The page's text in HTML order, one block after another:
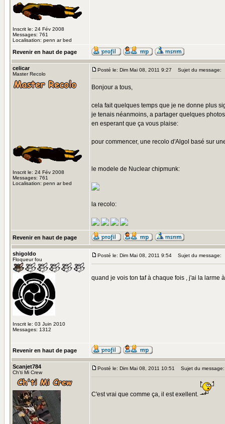
Inscrit le: 24 Fév 2008
Messages: 761
Localisation: penn ar bed
Revenir en haut de page
celicar
Master Recolo
Inscrit le: 24 Fév 2008
Messages: 761
Localisation: penn ar bed
Posté le: Dim Mai 08, 2011 9:27 Sujet du message:
Bonjour a tous,
cela fait quelques temps que je ne donne plus
je tenais néanmoins, a partager quelques
en esperant que ça vous plaise:
pour commencer, une recolo d'Algol basé sur
le modele de Nuclear chipmunk:
la recolo:
Revenir en haut de page
shigoldo
Floqueur fou
Inscrit le: 03 Juin 2010
Messages: 1312
Posté le: Dim Mai 08, 2011 9:54 Sujet du message:
quand je vois ton taf à chaque fois , j'ai la larme
Revenir en haut de page
Scanjet784
Ch'ti Mi Crew
Posté le: Dim Mai 08, 2011 10:51 Sujet du message:
C'est vrai que comme ça, il est exellent.